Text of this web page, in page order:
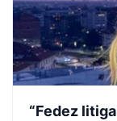
“Fedez